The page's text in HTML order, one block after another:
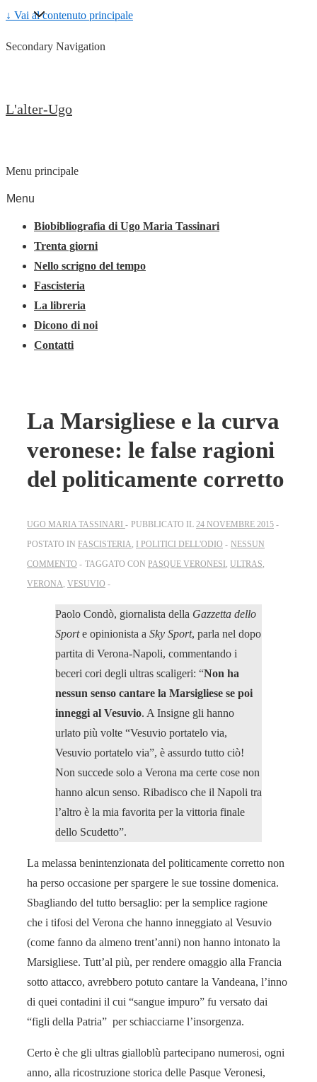
↓ Vai al contenuto principale
Secondary Navigation
L'alter-Ugo
Menu principale
Menu
Biobibliografia di Ugo Maria Tassinari
Trenta giorni
Nello scrigno del tempo
Fascisteria
La libreria
Dicono di noi
Contatti
La Marsigliese e la curva
veronese: le false ragioni
del politicamente corretto
UGO MARIA TASSINARI PUBBLICATO IL 24 NOVEMBRE 2015
POSTATO IN FASCISTERIA I POLITICI DELL'ODIO
NESSUN
COMMENTO
TAGGATO CON PASQUE VERONESI ULTRAS
VERONA VESUVIO
Paolo Condò, giornalista della Gazzetta dello
Sporte opinionista a Sky Sport, parla nel dopo
partita di Verona-Napoli, commentando i
beceri cori degli ultras scaligeri: “Non ha
nessun senso cantare la Marsigliese se poi
inneggi al Vesuvio. A Insigne gli hanno
urlato più volte “Vesuvio portatelo via,
Vesuvio portatelo via”, è assurdo tutto ciò!
Non succede solo a Verona ma certe cose non
hanno alcun senso. Ribadisco che il Napoli tra
l’altro è la mia favorita per la vittoria finale
dello Scudetto”.
La melassa benintenzionata del politicamente corretto non
ha perso occasione per spargere le sue tossine domenica.
Sbagliando del tutto bersaglio: per la semplice ragione
che i tifosi del Verona che hanno inneggiato al Vesuvio
(come fanno da almeno trent’anni) non hanno intonato la
Marsigliese. Tutt’al più, per rendere omaggio alla Francia
sotto attacco, avrebbero potuto cantare la Vandeana, l’inno
di quei contadini il cui “sangue impuro” fu versato dai
“figli della Patria” per schiacciarne l’insorgenza.
Certo è che gli ultras gialloblù partecipano numerosi, ogni
anno, alla ricostruzione storica delle Pasque Veronesi,